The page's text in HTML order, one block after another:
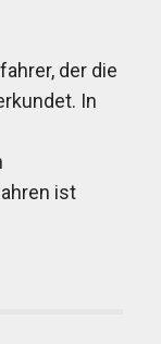
der die
In
ist